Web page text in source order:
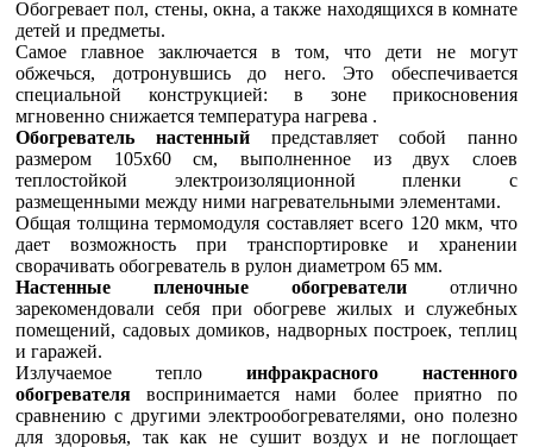
Обогревает пол, стены, окна, а также находящихся в комнате
детей и предметы.
Самое главное заключается в том, что дети не могут
обжечься, дотронувшись до него. Это обеспечивается
специальной конструкцией: в зоне прикосновения
мгновенно снижается температура нагрева .
Обогреватель настенныйпредставляет собой панно
размером 105х60 см, выполненное из двух слоев
теплостойкой электроизоляционной пленки с
размещенными между ними нагревательными элементами.
Общая толщина термомодуля составляет всего 120 мкм, что
дает возможность при транспортировке и хранении
сворачивать обогреватель в рулон диаметром 65 мм.
Настенные пленочные обогреватели отлично
зарекомендовали себя при обогреве жилых и служебных
помещений, садовых домиков, надворных построек, теплиц
и гаражей.
Излучаемое тепло инфракрасного настенного
обогревателя воспринимается нами более приятно по
сравнению с другими электрообогревателями, оно полезно
для здоровья, так как не сушит воздух и не поглощает